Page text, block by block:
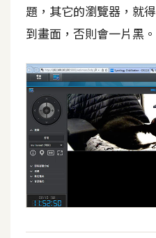
題，其它的瀏覽器，就
到畫面，否則會一片黑。